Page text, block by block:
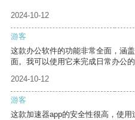
2024-10-12
游客
这款办公软件的功能非常全面，涵
面。我可以使用它来完成日常办公
2024-10-12
游客
这款加速器app的安全性很高，使